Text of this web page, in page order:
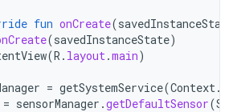
fun onCreate(savedInstanceState
(savedInstanceState)
(R . layout.main)
= getSystemService(Context.
= sensorManager .getDefaultSensor(